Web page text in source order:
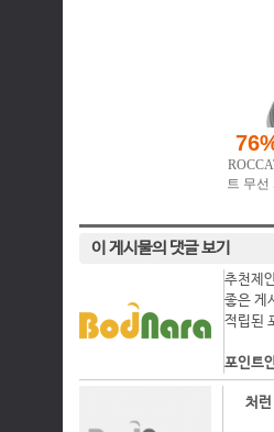
이 게시물의 댓글 보기
추천제
좋은 게
적립된
포인트
처런